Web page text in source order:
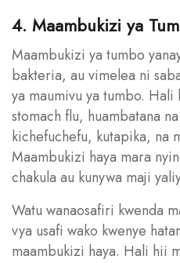
4. Maambukizi ya
Maambukizi ya tumbo
bakteria, au vimelea ni
ya maumivu ya tumbo.
stomach flu, huambatana
kichefuchefu, kutapika, na
Maambukizi haya mara
chakula au kunywa maji
Watu wanaosafiri kwenda
vya usafi wako kwenye
maambukizi haya. Hali hii